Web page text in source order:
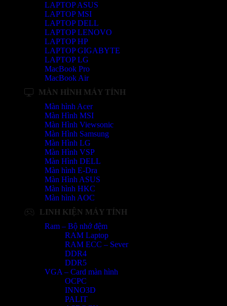
LAPTOP ASUS
LAPTOP MSI
LAPTOP DELL
LAPTOP LENOVO
LAPTOP HP
LAPTOP GIGABYTE
LAPTOP LG
MacBook Pro
MacBook Air
MÀN HÌNH MÁY TÍNH
Màn hình Acer
Màn Hình MSI
Màn Hình Viewsonic
Màn Hình Samsung
Màn Hình LG
Màn Hình VSP
Màn Hình DELL
Màn hình E-Dra
Màn Hình ASUS
Màn hình HKC
Màn hình AOC
LINH KIỆN MÁY TÍNH
Ram – Bộ nhớ đệm
RAM Laptop
RAM ECC – Sever
DDR4
DDR5
VGA – Card màn hình
OCPC
INNO3D
PALIT